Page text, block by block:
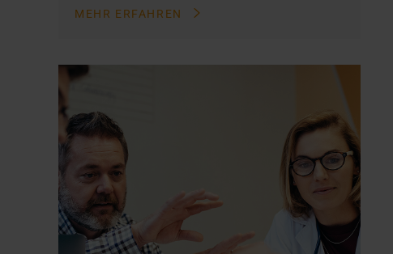
MEHR ERFAHREN